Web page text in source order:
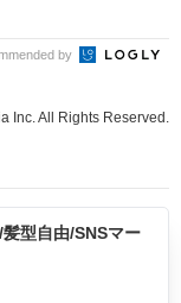
by
Inc. All Rights Reserved.
型自由/SNSマー